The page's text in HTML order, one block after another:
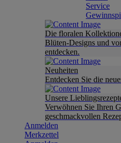
Service
Die floralen
Blüten-Designs und
entdecken.
Neuheiten
Entdecken Sie die
Unsere
Verwöhnen Sie Ihren
geschmackvollen
Anmelden
Merkzettel